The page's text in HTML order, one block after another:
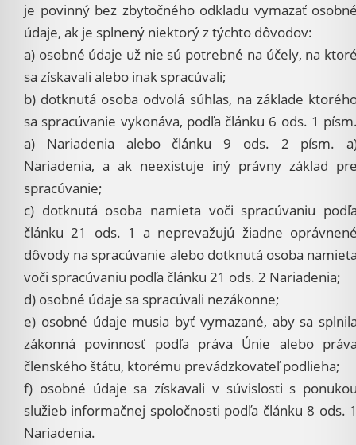
je povinný bez zbytočného odkladu vymazať
údaje, ak je splnený niektorý z týchto dôvodov:
a) osobné údaje už nie sú potrebné na účely, na
sa získavali alebo inak spracúvali;
b) dotknutá osoba odvolá súhlas, na základe
sa spracúvanie vykonáva, podľa článku 6 ods. 1
a) Nariadenia alebo článku 9 ods. 2 písm.
Nariadenia, a ak neexistuje iný právny základ
spracúvanie;
c) dotknutá osoba namieta voči spracúvaniu
článku 21 ods. 1 a neprevažujú žiadne
dôvody na spracúvanie alebo dotknutá osoba
voči spracúvaniu podľa článku 21 ods. 2 Nariadenia;
d) osobné údaje sa spracúvali nezákonne;
e) osobné údaje musia byť vymazané, aby sa
zákonná povinnosť podľa práva Únie alebo
členského štátu, ktorému prevádzkovateľ podlieha;
f) osobné údaje sa získavali v súvislosti s
služieb informačnej spoločnosti podľa článku 8 ods.
Nariadenia.